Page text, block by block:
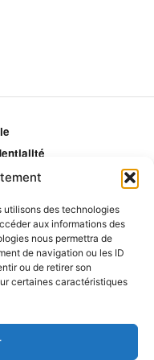
utilisons des technologies
aux informations des
nous permettra de
de navigation ou les ID
ou de retirer son
certaines caractéristiques